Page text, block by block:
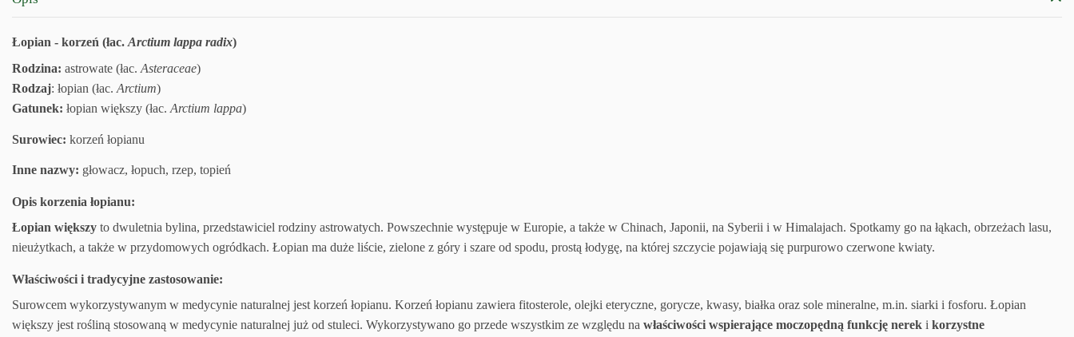
Łopian - korzeń (łac.Arctium lappa radix)
Rodzina: astrowate (łac. Asteraceae)
Rodzaj: łopian (łac. Arctium)
Gatunek: łopian większy (łac. Arctium lappa)
Surowiec: korzeń łopianu
Inne nazwy: głowacz, łopuch, rzep, topień
Opis korzenia łopianu:
Łopian większy to dwuletnia bylina, przedstawiciel rodziny astrowatych. Powszechnie występuje w Europie, a także w Chinach, Japonii, na Syberii i w Himalajach. Spotkamy go na łąkach, obrzeżach lasu,
nieużytkach, a także w przydomowych ogródkach. Łopian ma duże liście, zielone z góry i szare od spodu, prostą łodygę, na której szczycie pojawiają się purpurowo czerwone kwiaty.
Właściwości i tradycyjne zastosowanie:
Surowcem wykorzystywanym w medycynie naturalnej jest korzeń łopianu. Korzeń łopianu zawiera fitosterole, olejki eteryczne, gorycze, kwasy, białka oraz sole mineralne, m.in. siarki i fosforu. Łopian
większy jest rośliną stosowaną w medycynie naturalnej już od stuleci. Wykorzystywano go przede wszystkim ze względu na właściwości wspierające moczopędną funkcję nerek i korzystne